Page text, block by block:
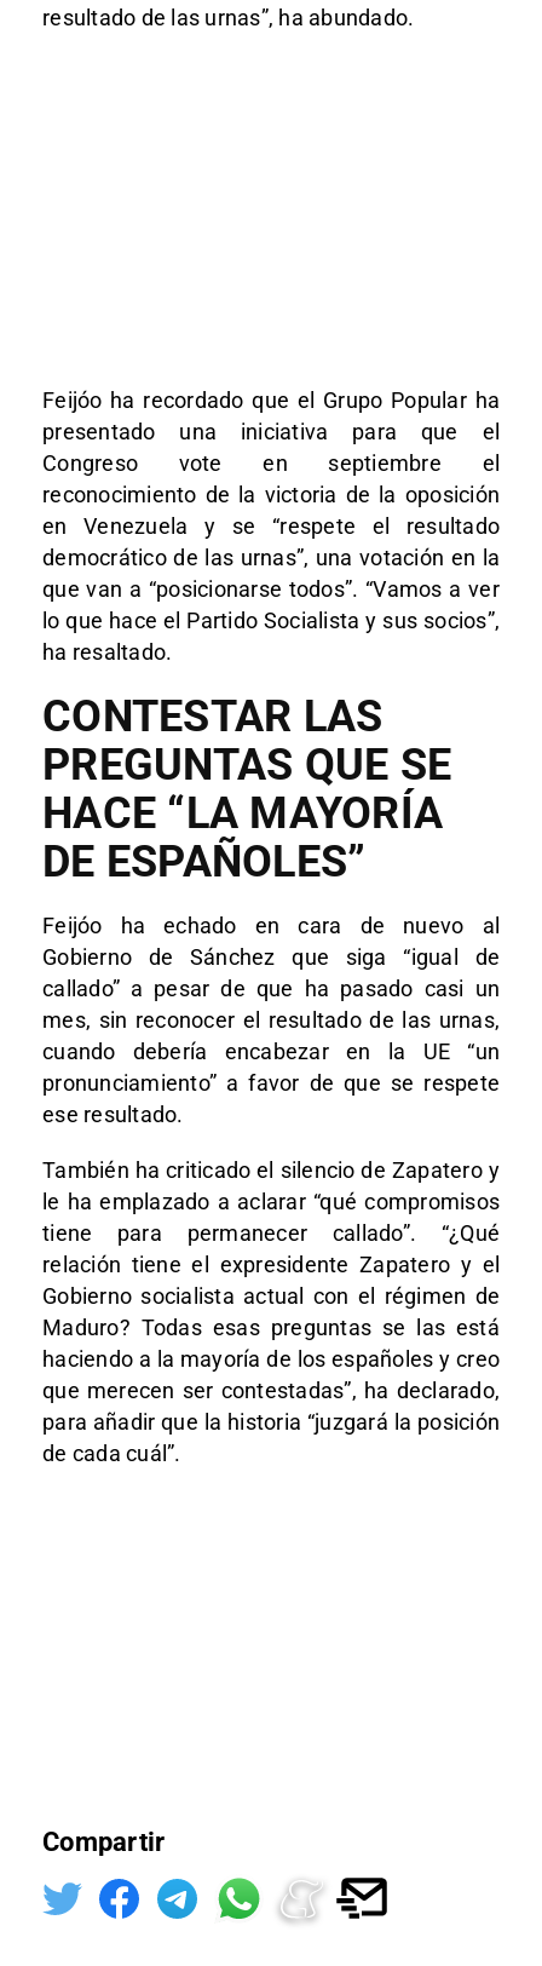
resultado de las urnas”, ha abundado.
Feijóo ha recordado que el Grupo Popular ha
presentado una iniciativa para que el
Congreso vote en septiembre el
reconocimiento de la victoria de la oposición
en Venezuela y se “respete el resultado
democrático de las urnas”, una votación en la
que van a “posicionarse todos”. “Vamos a ver
lo que hace el Partido Socialista y sus socios”,
ha resaltado.
CONTESTAR LAS
PREGUNTAS QUE SE
HACE “LA MAYORÍA
DE ESPAÑOLES”
Feijóo ha echado en cara de nuevo al
Gobierno de Sánchez que siga “igual de
callado” a pesar de que ha pasado casi un
mes, sin reconocer el resultado de las urnas,
cuando debería encabezar en la UE “un
pronunciamiento” a favor de que se respete
ese resultado.
También ha criticado el silencio de Zapatero y
le ha emplazado a aclarar “qué compromisos
tiene para permanecer callado”. “¿Qué
relación tiene el expresidente Zapatero y el
Gobierno socialista actual con el régimen de
Maduro? Todas esas preguntas se las está
haciendo a la mayoría de los españoles y creo
que merecen ser contestadas”, ha declarado,
para añadir que la historia “juzgará la posición
de cada cuál”.
Compartir